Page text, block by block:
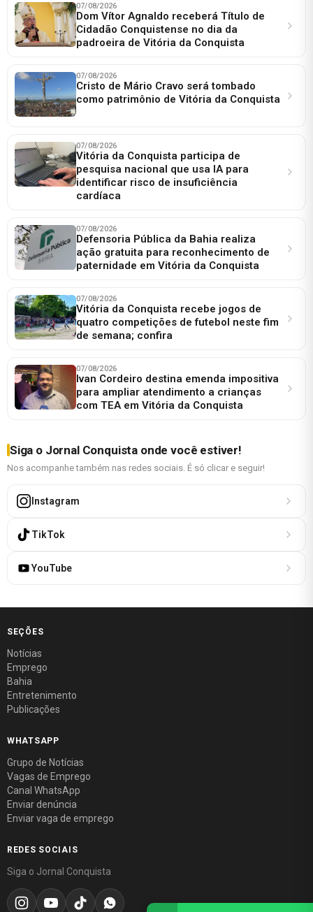
07/08/2026
Dom Vítor Agnaldo receberá Título de
Cidadão Conquistense no dia da
padroeira de Vitória da Conquista
07/08/2026
Cristo de Mário Cravo será tombado
como patrimônio de Vitória da Conquista
07/08/2026
Vitória da Conquista participa de
pesquisa nacional que usa IA para
identificar risco de insuficiência
cardíaca
07/08/2026
Defensoria Pública da Bahia realiza
ação gratuita para reconhecimento de
paternidade em Vitória da Conquista
07/08/2026
Vitória da Conquista recebe jogos de
quatro competições de futebol neste fim
de semana; confira
07/08/2026
Ivan Cordeiro destina emenda impositiva
para ampliar atendimento a crianças
com TEA em Vitória da Conquista
Siga o Jornal Conquista onde você estiver!
Nos acompanhe também nas redes sociais. É só clicar e seguir!
Instagram
TikTok
YouTube
SEÇÕES
Notícias
Emprego
Bahia
Entretenimento
Publicações
WHATSAPP
Grupo de Notícias
Vagas de Emprego
Canal WhatsApp
Enviar denúncia
Enviar vaga de emprego
REDES SOCIAIS
Siga o Jornal Conquista